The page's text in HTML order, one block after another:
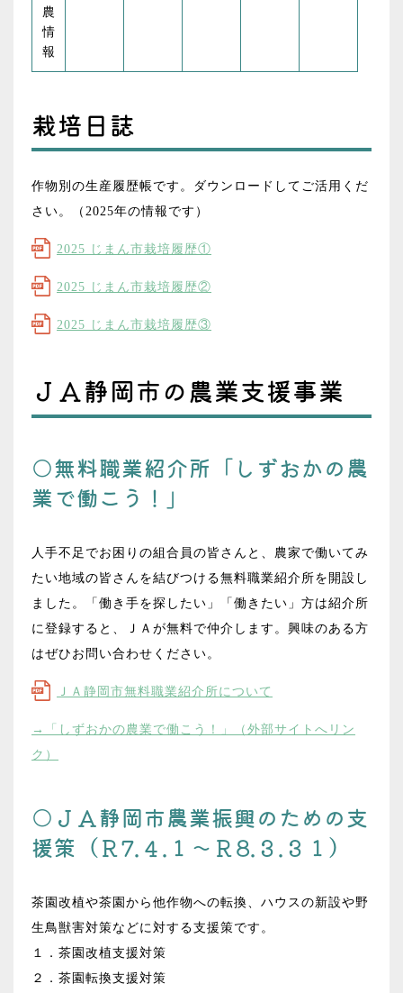
すっきりした酸味と香りで暑い夏を乗り切っ
て すっぱみかん目ぞろえ会
2025.06.26
トピックス 営農
ユーカリ部会園地巡回 本格的な暑さを前に出
2025.06.04
「長田の桃」目ぞろえ会 甘くて多汁、柔らか
な果実が特長
トピックス 営農
2025.03.24
トピックス
ス春芽目ぞろえ会
2025.03.19
トピックス 営農
一致団結して取り組む グリーンティーフォー
農
情
報
栽培日誌
作物別の生産履歴帳です。ダウンロードしてご活用くだ
さい。（2025年の情報です）
2025 じまん市栽培履歴①
2025 じまん市栽培履歴②
2025 じまん市栽培履歴③
ＪＡ静岡市の農業支援事業
○無料職業紹介所「
しずおかの農
業で働こう！」
人手不足でお困りの組合員の皆さんと、農家で働いてみ
たい地域の皆さんを結びつける無料職業紹介所を開設し
ました。「働き手を探したい」「働きたい」方は紹介所
に登録すると、ＪＡが無料で仲介します。興味のある方
はぜひお問い合わせください。
ＪＡ静岡市無料職業紹介所について
→「しずおかの農業で働こう！」（外部サイトへリン
ク）
○ＪＡ静岡市農業振興のための支
援策（Ｒ7.４.１～Ｒ8.３.３１）
茶園改植や茶園から他作物への転換、ハウスの新設や野
生鳥獣害対策などに対する支援策です。
１．茶園改植支援対策
２．茶園転換支援対策